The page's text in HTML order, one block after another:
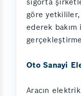
sigorta
göre
ederek
Oto Sanayi
Aracın